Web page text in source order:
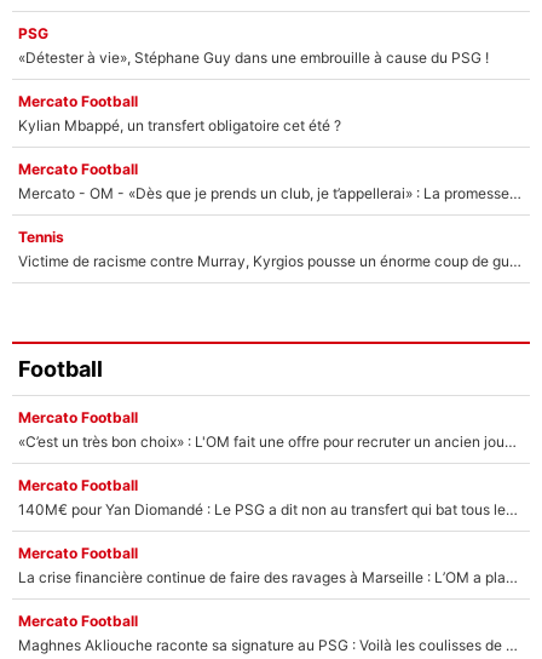
PSG
«Détester à vie», Stéphane Guy dans une embrouille à cause du PSG !
Mercato Football
Kylian Mbappé, un transfert obligatoire cet été ?
Mercato Football
Mercato - OM - «Dès que je prends un club, je t’appellerai» : La promesse de Marcelino au moment de claquer la porte
Tennis
Victime de racisme contre Murray, Kyrgios pousse un énorme coup de gueule !
Football
Mercato Football
«C’est un très bon choix» : L'OM fait une offre pour recruter un ancien joueur du PSG... et c'est validé dans l'After Foot !
Mercato Football
140M€ pour Yan Diomandé : Le PSG a dit non au transfert qui bat tous les records sur le mercato
Mercato Football
La crise financière continue de faire des ravages à Marseille : L’OM a placé 12 joueurs sur le marché des transferts… et ça pourrait lui rapporter près de 100M€ !
Mercato Football
Maghnes Akliouche raconte sa signature au PSG : Voilà les coulisses de son transfert de rêve à 50M€